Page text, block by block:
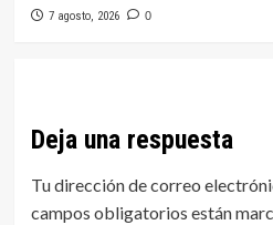
7 agosto, 2026 0
Deja una respuesta
Tu dirección de correo
campos obligatorios están